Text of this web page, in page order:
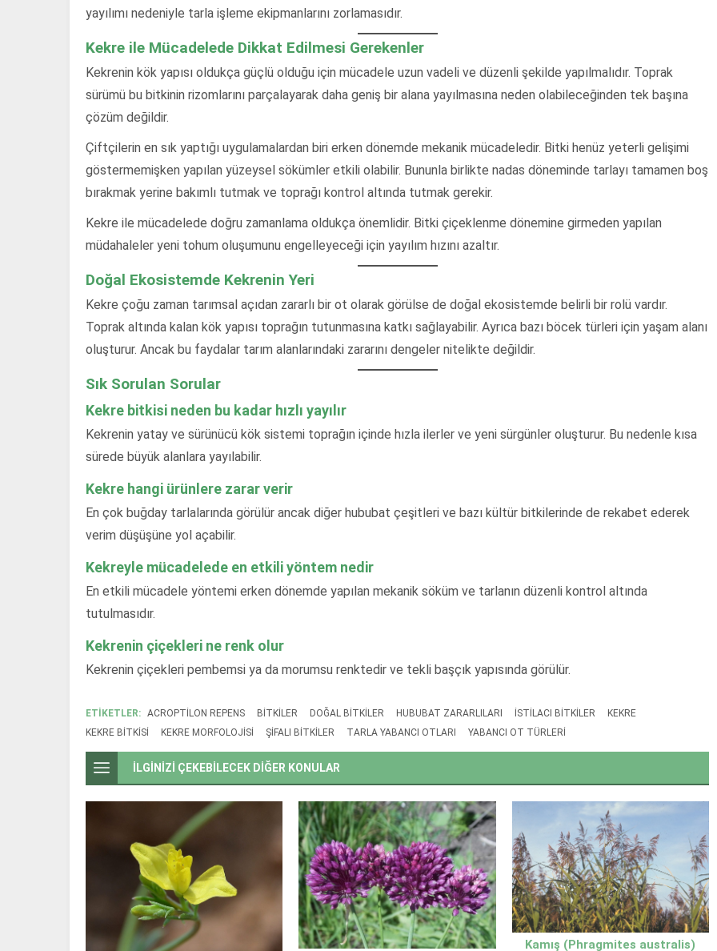
yayılımı nedeniyle tarla işleme ekipmanlarını zorlamasıdır.
Kekre ile Mücadelede Dikkat Edilmesi Gerekenler
Kekrenin kök yapısı oldukça güçlü olduğu için mücadele uzun vadeli ve düzenli şekilde yapılmalıdır. Toprak
sürümü bu bitkinin rizomlarını parçalayarak daha geniş bir alana yayılmasına neden olabileceğinden tek başına
çözüm değildir.
Çiftçilerin en sık yaptığı uygulamalardan biri erken dönemde mekanik mücadeledir. Bitki henüz yeterli gelişimi
göstermemişken yapılan yüzeysel sökümler etkili olabilir. Bununla birlikte nadas döneminde tarlayı tamamen boş
bırakmak yerine bakımlı tutmak ve toprağı kontrol altında tutmak gerekir.
Kekre ile mücadelede doğru zamanlama oldukça önemlidir. Bitki çiçeklenme dönemine girmeden yapılan
müdahaleler yeni tohum oluşumunu engelleyeceği için yayılım hızını azaltır.
Doğal Ekosistemde Kekrenin Yeri
Kekre çoğu zaman tarımsal açıdan zararlı bir ot olarak görülse de doğal ekosistemde belirli bir rolü vardır.
Toprak altında kalan kök yapısı toprağın tutunmasına katkı sağlayabilir. Ayrıca bazı böcek türleri için yaşam alanı
oluşturur. Ancak bu faydalar tarım alanlarındaki zararını dengeler nitelikte değildir.
Sık Sorulan Sorular
Kekre bitkisi neden bu kadar hızlı yayılır
Kekrenin yatay ve sürünücü kök sistemi toprağın içinde hızla ilerler ve yeni sürgünler oluşturur. Bu nedenle kısa
sürede büyük alanlara yayılabilir.
Kekre hangi ürünlere zarar verir
En çok buğday tarlalarında görülür ancak diğer hububat çeşitleri ve bazı kültür bitkilerinde de rekabet ederek
verim düşüşüne yol açabilir.
Kekreyle mücadelede en etkili yöntem nedir
En etkili mücadele yöntemi erken dönemde yapılan mekanik söküm ve tarlanın düzenli kontrol altında
tutulmasıdır.
Kekrenin çiçekleri ne renk olur
Kekrenin çiçekleri pembemsi ya da morumsu renktedir ve tekli başçık yapısında görülür.
ETİKETLER: ACROPTILON REPENS BITKILER DOĞAL BITKILER HUBUBAT ZARARLILARI ISTILACI BITKILER
KEKRE
KEKRE BITKISI
KEKRE MORFOLOJISI ŞIFALI BITKILER TARLA YABANCI OTLARI YABANCI OT TÜRLERI
İLGİNİZİ ÇEKEBİLECEK DİĞER KONULAR
Kamış (Phragmites australis)